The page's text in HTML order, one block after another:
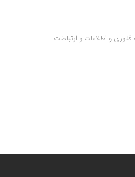
فناوری و اطلاعات و ارتباطات